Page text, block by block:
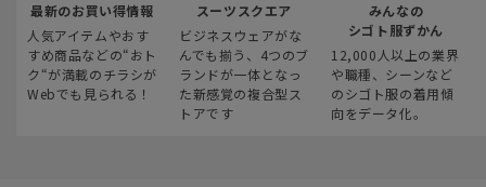
最新のお買い得情報
人気アイテムやおす
すめ商品などの“おト
ク“が満載のチラシが
Webでも見られる！
スーツスクエア
ビジネスウェアがな
んでも揃う、4つのブ
ランドが一体となっ
た新感覚の複合型ス
トアです
みんなの
シゴト服ずかん
12,000人以上の業界
や職種、シーンなど
のシゴト服の着用傾
向をデータ化。